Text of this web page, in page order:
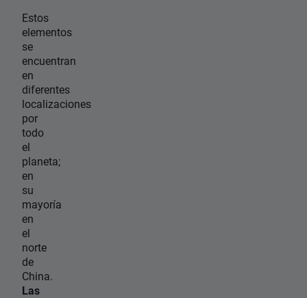
Estos
elementos
se
encuentran
en
diferentes
localizaciones
por
todo
el
planeta;
en
su
mayoría
en
el
norte
de
China.
Las